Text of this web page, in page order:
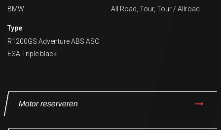
BMW
All Road, Tour, Tour / Allroad
Type
R1200GS Adventure ABS ASC
ESA Triple black
Motor reserveren